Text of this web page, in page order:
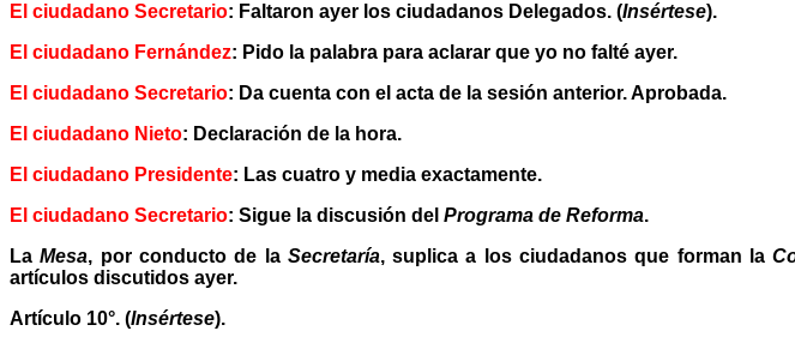
El ciudadano Secretario: Faltaron ayer los ciudadanos Delegados. (Insértese).
El ciudadano Fernández: Pido la palabra para aclarar que yo no falté ayer.
El ciudadano Secretario: Da cuenta con el acta de la sesión anterior. Aprobada.
El ciudadano Nieto: Declaración de la hora.
El ciudadano Presidente: Las cuatro y media exactamente.
El ciudadano Secretario: Sigue la discusión del Programa de Reforma.
LaMesa, por conducto de la Secretaría, suplica a los ciudadanos que forman la
artículos discutidos ayer.
Artículo 10°. (Insértese).